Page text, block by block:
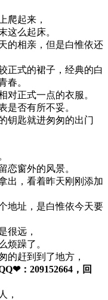
爬起来，
这么起床。
的相亲，但是白惟依还
正式的裙子，经典的白
春。
对正式一点的衣服。
是否有所不妥。
钥匙就进匆匆的出门
恋窗外的风景。
出，看着昨天刚刚添加
地址，是白惟依今天要
很远，
烦躁了。
的赶到到了地方，
：209152664，回
，